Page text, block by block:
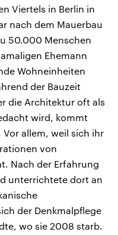
Viertels in Berlin in
nach dem Mauerbau
50.000 Menschen
Ehemann
Wohneinheiten
der Bauzeit
die Architektur oft als
wird, kommt
allem, weil sich ihr
von
Nach der Erfahrung
unterrichtete dort an
der Denkmalpflege
wo sie 2008 starb.